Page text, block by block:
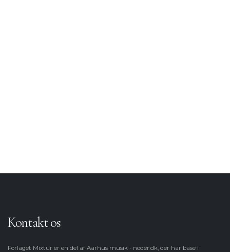
Kontakt os
Forlaget Mixtur er en del af Aarhus musik - noder.dk, der har base i